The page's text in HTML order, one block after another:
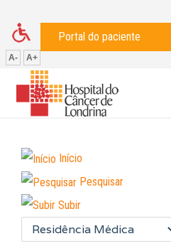
Portal do paciente
A- A+
Início
Pesquisar
Subir